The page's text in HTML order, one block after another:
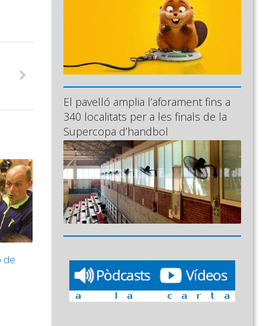
de
El pavelló amplia l’aforament fins a
340 localitats per a les finals de la
Supercopa d’handbol